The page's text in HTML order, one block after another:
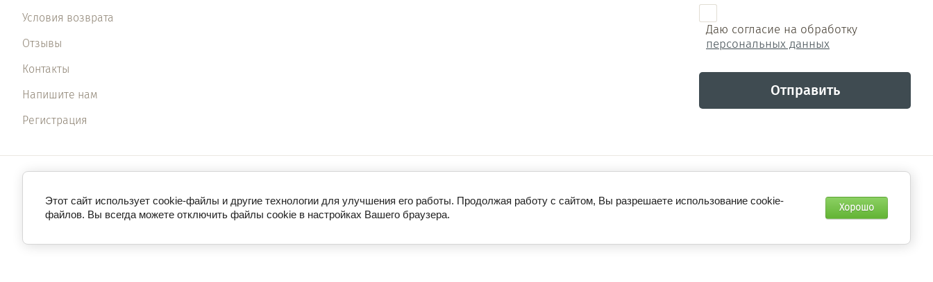
Условия возврата
Отзывы
Контакты
Напишите нам
Регистрация
Даю согласие на обработку
персональных данных
Отправить
производственное объединение «Солнечный парус» (ИНН
1660197637 / ОКПО 47080897)
Мегагрупп.ру
Этот сайт использует cookie-файлы и другие технологии для улучшения его работы. Продолжая работу с сайтом, Вы разрешаете использование cookie-
файлов. Вы всегда можете отключить файлы cookie в настройках Вашего браузера.
Хорошо